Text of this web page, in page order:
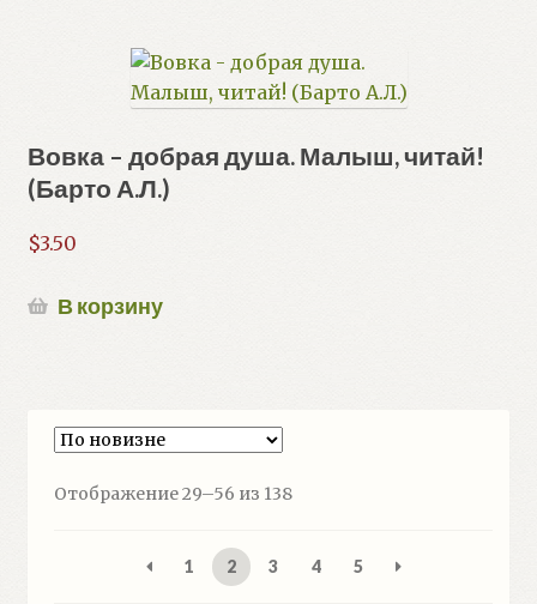
Вовка – добрая душа. Малыш, читай!
(Барто А.Л.)
$3.50
В корзину
Отображение 29–56 из 138Сортировка:
1 2 3 4 5